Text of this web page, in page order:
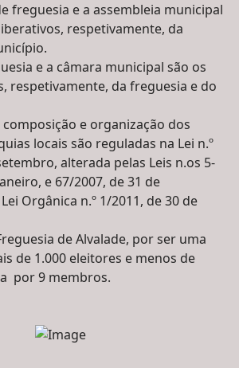
freguesia e a assembleia municipal
respetivamente, da
e a câmara municipal são os
respetivamente, da freguesia e do
e organização dos
locais são reguladas na Lei n.º
alterada pelas Leis n.os 5-
e 67/2007, de 31 de
Orgânica n.º 1/2011, de 30 de
de Alvalade, por ser uma
de 1.000 eleitores e menos de
por 9 membros.